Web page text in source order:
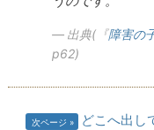
出典(『障害の
p62)
次ページ どこへ出し